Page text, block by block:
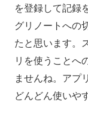
を登録して記録
グリノートへの
たと思います。
リを使うことへ
ませんね。アプ
どんどん使いや